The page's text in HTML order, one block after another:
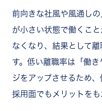
前向きな社風や風通し
が小さい状態で働くこ
なくなり、結果として
す。低い離職率は「働
ジをアップさせるため
採用面でもメリットをも